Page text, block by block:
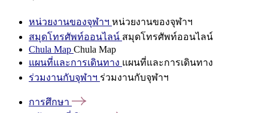
หน่วยงานของจุฬาฯ หน่วยงานของจุฬาฯ
สมุดโทรศัพท์ออนไลน์ สมุดโทรศัพท์ออนไลน์
Chula Map Chula Map
แผนที่และการเดินทาง แผนที่และการเดินทาง
ร่วมงานกับจุฬาฯ ร่วมงานกับจุฬาฯ
การศึกษา